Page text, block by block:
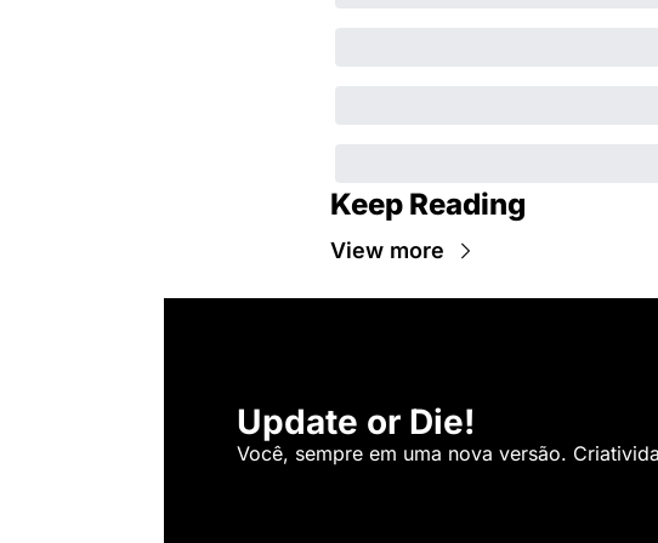
Keep Reading
View more
Update or Die!
Você, sempre em uma nova versão.